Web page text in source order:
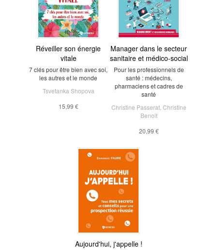
Réveiller son énergie
vitale
7 clés pour être bien avec soi,
les autres et le monde
Tsvetanka Shopova
15,99 €
Manager dans le secteur
sanitaire et médico-social
Pour les professionnels de
santé : médecins,
pharmaciens et cadres de
santé
Christine Passerat, Christine
Benoit
20,99 €
Aujourd'hui, j'appelle !